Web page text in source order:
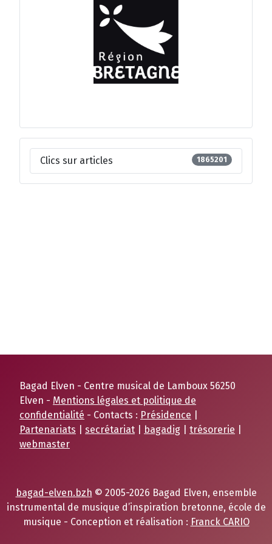
Clics sur articles 1865201
Bagad Elven - Centre musical de Lamboux 56250
Elven - Mentions légales et politique de
confidentialité - Contacts : Présidence
Partenariats
secrétariat bagadig trésorerie
webmaster
bagad-elven.bzh © 2005-2026 Bagad Elven, ensemble
instrumental de musique d’inspiration bretonne, école de
musique - Conception et réalisation : Franck CARIO